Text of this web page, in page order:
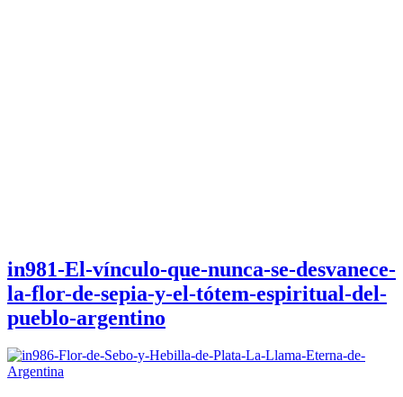
in981-El-vínculo-que-nunca-se-desvanece-
la-flor-de-sepia-y-el-tótem-espiritual-del-
pueblo-argentino